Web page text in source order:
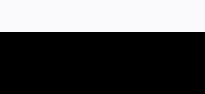
ระทรวงพาณิชย์ เปิดเผยภายหลังเป็น
ตรแก่ผู้ประกอบการแฟรนไชส์ใน 2